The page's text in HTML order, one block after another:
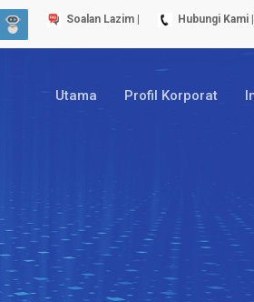
Soalan Lazim | Hubungi Kami |
Utama Profil Korporat